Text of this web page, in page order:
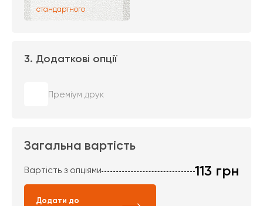
стандартного
3. Додаткові опції
Преміум друк
Загальна вартість
Вартість з опціями 113 грн
Додати до